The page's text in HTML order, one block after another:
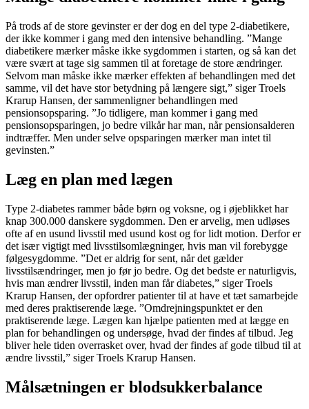
På trods af de store gevinster er der dog en del type 2-diabetikere,
der ikke kommer i gang med den intensive behandling. ”Mange
diabetikere mærker måske ikke sygdommen i starten, og så kan det
være svært at tage sig sammen til at foretage de store ændringer.
Selvom man måske ikke mærker effekten af behandlingen med det
samme, vil det have stor betydning på længere sigt,” siger Troels
Krarup Hansen, der sammenligner behandlingen med
pensionsopsparing. ”Jo tidligere, man kommer i gang med
pensionsopsparingen, jo bedre vilkår har man, når pensionsalderen
indtræffer. Men under selve opsparingen mærker man intet til
gevinsten.”
Læg en plan med lægen
Type 2-diabetes rammer både børn og voksne, og i øjeblikket har
knap 300.000 danskere sygdommen. Den er arvelig, men udløses
ofte af en usund livsstil med usund kost og for lidt motion. Derfor er
det især vigtigt med livsstilsomlægninger, hvis man vil forebygge
følgesygdomme. ”Det er aldrig for sent, når det gælder
livsstilsændringer, men jo før jo bedre. Og det bedste er naturligvis,
hvis man ændrer livsstil, inden man får diabetes,” siger Troels
Krarup Hansen, der opfordrer patienter til at have et tæt samarbejde
med deres praktiserende læge. ”Omdrejningspunktet er den
praktiserende læge. Lægen kan hjælpe patienten med at lægge en
plan for behandlingen og undersøge, hvad der findes af tilbud. Jeg
bliver hele tiden overrasket over, hvad der findes af gode tilbud til at
ændre livsstil,” siger Troels Krarup Hansen.
Målsætningen er blodsukkerbalance